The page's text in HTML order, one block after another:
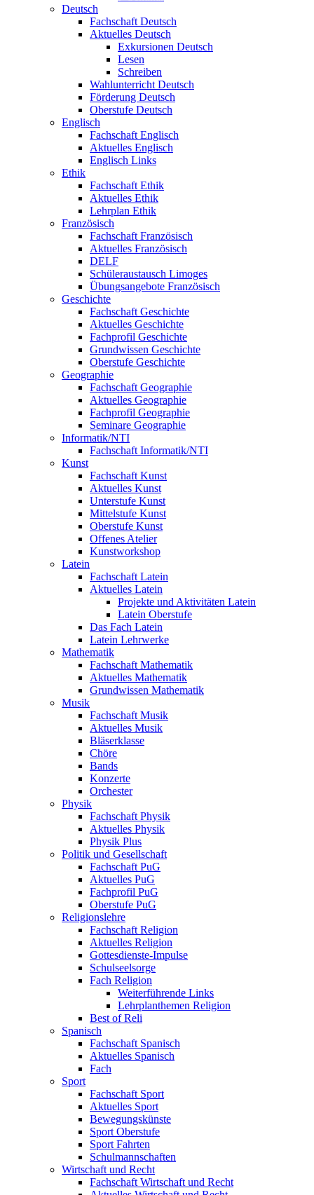
Deutsch
Fachschaft Deutsch
Aktuelles Deutsch
Exkursionen Deutsch
Lesen
Schreiben
Wahlunterricht Deutsch
Förderung Deutsch
Oberstufe Deutsch
Englisch
Fachschaft Englisch
Aktuelles Englisch
Englisch Links
Ethik
Fachschaft Ethik
Aktuelles Ethik
Lehrplan Ethik
Französisch
Fachschaft Französisch
Aktuelles Französisch
DELF
Schüleraustausch Limoges
Übungsangebote Französisch
Geschichte
Fachschaft Geschichte
Aktuelles Geschichte
Fachprofil Geschichte
Grundwissen Geschichte
Oberstufe Geschichte
Geographie
Fachschaft Geographie
Aktuelles Geographie
Fachprofil Geographie
Seminare Geographie
Informatik/NTI
Fachschaft Informatik/NTI
Kunst
Fachschaft Kunst
Aktuelles Kunst
Unterstufe Kunst
Mittelstufe Kunst
Oberstufe Kunst
Offenes Atelier
Kunstworkshop
Latein
Fachschaft Latein
Aktuelles Latein
Projekte und Aktivitäten Latein
Latein Oberstufe
Das Fach Latein
Latein Lehrwerke
Mathematik
Fachschaft Mathematik
Aktuelles Mathematik
Grundwissen Mathematik
Musik
Fachschaft Musik
Aktuelles Musik
Bläserklasse
Chöre
Bands
Konzerte
Orchester
Physik
Fachschaft Physik
Aktuelles Physik
Physik Plus
Politik und Gesellschaft
Fachschaft PuG
Aktuelles PuG
Fachprofil PuG
Oberstufe PuG
Religionslehre
Fachschaft Religion
Aktuelles Religion
Gottesdienste-Impulse
Schulseelsorge
Fach Religion
Weiterführende Links
Lehrplanthemen Religion
Best of Reli
Spanisch
Fachschaft Spanisch
Aktuelles Spanisch
Fach
Sport
Fachschaft Sport
Aktuelles Sport
Bewegungskünste
Sport Oberstufe
Sport Fahrten
Schulmannschaften
Wirtschaft und Recht
Fachschaft Wirtschaft und Recht